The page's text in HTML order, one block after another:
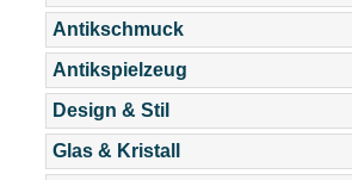
Antikschmuck
Antikspielzeug
Design & Stil
Glas & Kristall